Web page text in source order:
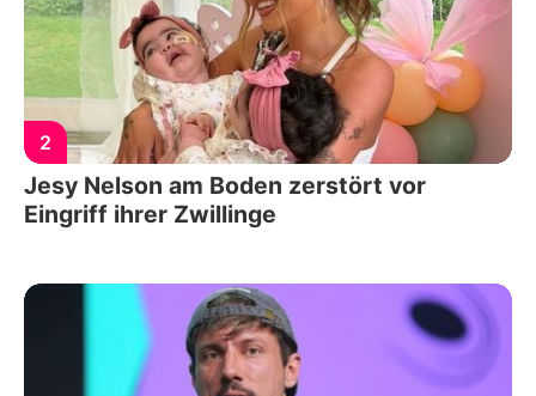
2
Jesy Nelson am Boden zerstört vor
Eingriff ihrer Zwillinge